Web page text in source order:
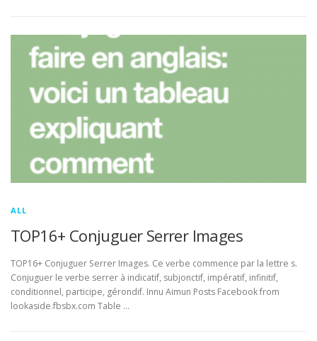
ALL
TOP16+ Conjuguer Serrer Images
TOP16+ Conjuguer Serrer Images. Ce verbe commence par la lettre s.
Conjuguer le verbe serrer à indicatif, subjonctif, impératif, infinitif,
conditionnel, participe, gérondif. Innu Aimun Posts Facebook from
lookaside.fbsbx.com Table …